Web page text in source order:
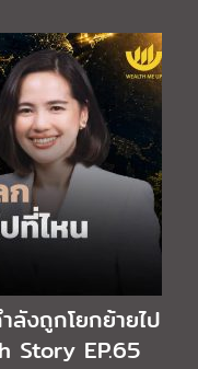
ลังถูกโยกย้ายไป
Story EP.65